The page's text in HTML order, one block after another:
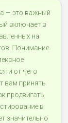
— это важный
включает в
на
Понимание
и от чего
вам принять
продвигать
в
значительно